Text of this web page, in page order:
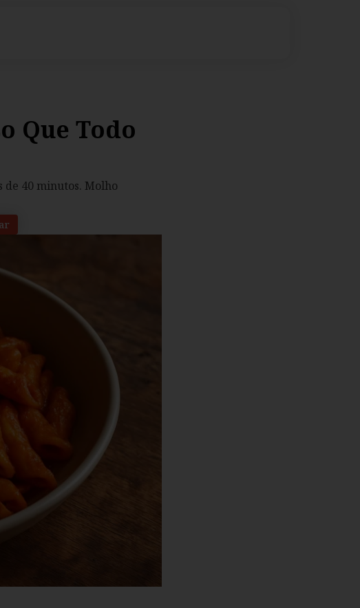
Que Todo
40 minutos. Molho